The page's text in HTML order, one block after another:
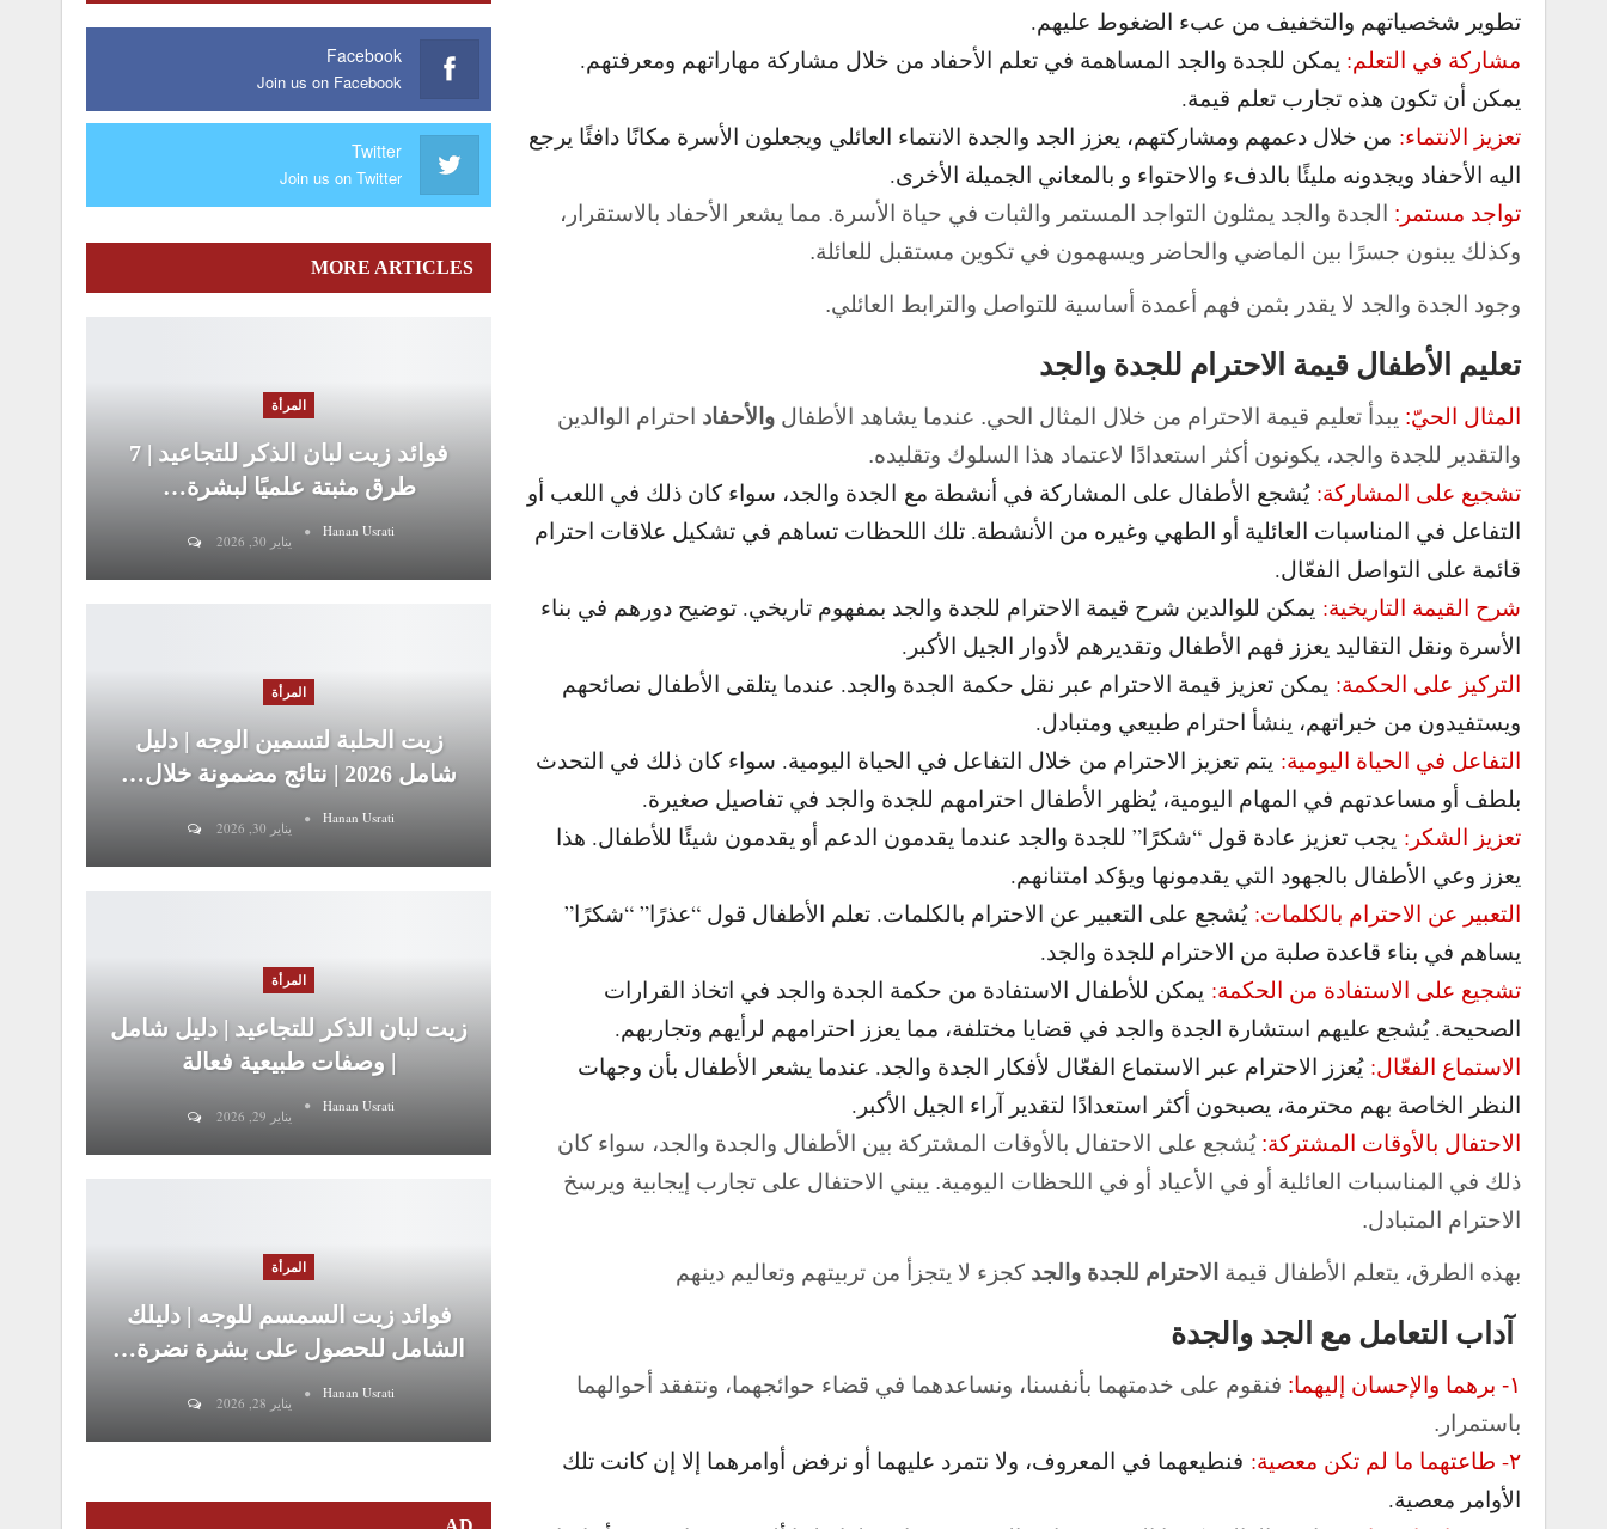
تطوير شخصياتهم والتخفيف من عبء الضغوط عليهم.
مشاركة في التعلم: يمكن للجدة والجد المساهمة في تعلم الأحفاد من خلال مشاركة مهاراتهم ومعرفتهم.
يمكن أن تكون هذه تجارب تعلم قيمة.
تعزيز الانتماء: من خلال دعمهم ومشاركتهم، يعزز الجد والجدة الانتماء العائلي ويجعلون الأسرة مكانًا دافئًا يرجع
اليه الأحفاد ويجدونه مليئًا بالدفء والاحتواء و بالمعاني الجميلة الأخرى.
تواجد مستمر:
الجدة والجد يمثلون التواجد المستمر والثبات في حياة الأسرة. مما يشعر الأحفاد بالاستقرار،
وكذلك يبنون جسرًا بين الماضي والحاضر ويسهمون في تكوين مستقبل للعائلة.
وجود الجدة والجد لا يقدر بثمن فهم أعمدة أساسية للتواصل والترابط العائلي.
تعليم الأطفال قيمة الاحترام للجدة والجد
المثال الحيّ: يبدأ تعليم قيمة الاحترام من خلال المثال الحي. عندما يشاهد الأطفال والأحفاد احترام الوالدين
والتقدير للجدة والجد، يكونون أكثر استعدادًا لاعتماد هذا السلوك وتقليده.
تشجيع على المشاركة: يُشجع الأطفال على المشاركة في أنشطة مع الجدة والجد، سواء كان ذلك في اللعب أو
التفاعل في المناسبات العائلية أو الطهي وغيره من الأنشطة. تلك اللحظات تساهم في تشكيل علاقات احترام
قائمة على التواصل الفعّال.
شرح القيمة التاريخية: يمكن للوالدين شرح قيمة الاحترام للجدة والجد بمفهوم تاريخي. توضيح دورهم في بناء
الأسرة ونقل التقاليد يعزز فهم الأطفال وتقديرهم لأدوار الجيل الأكبر.
التركيز على الحكمة: يمكن تعزيز قيمة الاحترام عبر نقل حكمة الجدة والجد. عندما يتلقى الأطفال نصائحهم
ويستفيدون من خبراتهم، ينشأ احترام طبيعي ومتبادل.
التفاعل في الحياة اليومية: يتم تعزيز الاحترام من خلال التفاعل في الحياة اليومية. سواء كان ذلك في التحدث
بلطف أو مساعدتهم في المهام اليومية، يُظهر الأطفال احترامهم للجدة والجد في تفاصيل صغيرة.
تعزيز الشكر: يجب تعزيز عادة قول “شكرًا” للجدة والجد عندما يقدمون الدعم أو يقدمون شيئًا للأطفال. هذا
يعزز وعي الأطفال بالجهود التي يقدمونها ويؤكد امتنانهم.
التعبير عن الاحترام بالكلمات: يُشجع على التعبير عن الاحترام بالكلمات. تعلم الأطفال قول “عذرًا” “شكرًا”
يساهم في بناء قاعدة صلبة من الاحترام للجدة والجد.
تشجيع على الاستفادة من الحكمة: يمكن للأطفال الاستفادة من حكمة الجدة والجد في اتخاذ القرارات
الصحيحة. يُشجع عليهم استشارة الجدة والجد في قضايا مختلفة، مما يعزز احترامهم لرأيهم وتجاربهم.
الاستماع الفعّال: يُعزز الاحترام عبر الاستماع الفعّال لأفكار الجدة والجد. عندما يشعر الأطفال بأن وجهات
النظر الخاصة بهم محترمة، يصبحون أكثر استعدادًا لتقدير آراء الجيل الأكبر.
الاحتفال بالأوقات المشتركة: يُشجع على الاحتفال بالأوقات المشتركة بين الأطفال والجدة والجد، سواء كان
ذلك في المناسبات العائلية أو في الأعياد أو في اللحظات اليومية. يبني الاحتفال على تجارب إيجابية ويرسخ
الاحترام المتبادل.
بهذه الطرق، يتعلم الأطفال قيمة الاحترام للجدة والجد كجزء لا يتجزأ من تربيتهم وتعاليم دينهم
آداب التعامل مع الجد والجدة
١- برهما والإحسان إليهما:
فنقوم على خدمتهما بأنفسنا، ونساعدهما في قضاء حوائجهما، ونتفقد أحوالهما
باستمرار.
٢- طاعتهما ما لم تكن معصية:
فنطيعهما في المعروف، ولا نتمرد عليهما أو نرفض أوامرهما إلا إن كانت تلك
الأوامر معصية.
Facebook
Join us on Facebook
Twitter
Join us on Twitter
MORE ARTICLES
المرأة
فوائد زيت لبان الذكر للتجاعيد | 7
طرق مثبتة علميًا لبشرة…
Hanan Usrati
يناير 30, 2026
المرأة
زيت الحلبة لتسمين الوجه | دليل
شامل 2026 | نتائج مضمونة خلال…
Hanan Usrati
يناير 30, 2026
المرأة
زيت لبان الذكر للتجاعيد | دليل شامل
| وصفات طبيعية فعالة
Hanan Usrati
يناير 29, 2026
المرأة
فوائد زيت السمسم للوجه | دليلك
الشامل للحصول على بشرة نضرة…
Hanan Usrati
يناير 28, 2026